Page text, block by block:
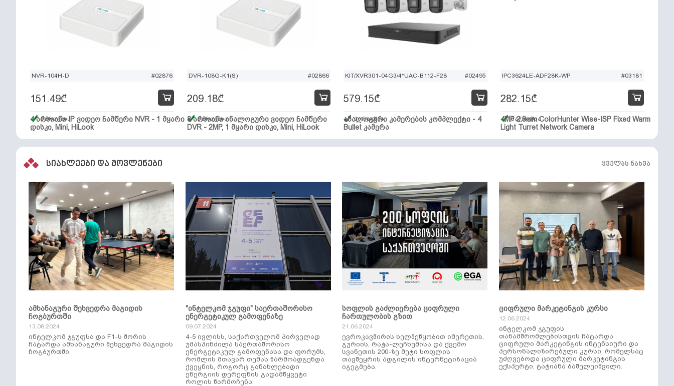
NVR-104H-D #02876
4 არხიანი IP ვიდეო ჩამწერი NVR - 1 მყარი
დისკი, Mini, HiLook
151.49₾
მარაგშია
DVR-108G-K1(S) #02866
8 არხიანი ანალოგური ვიდეო ჩამწერი
DVR - 2MP, 1 მყარი დისკი, Mini, HiLook
209.18₾
მარაგშია
KIT/XVR301-04G3/4*UAC-B112-F28 #02495
ანალოგური კამერების კომპლექტი - 4
Bullet კამერა
579.15₾
მარაგშია
IPC3624LE-ADF28K-WP #03181
4MP 2.8mm ColorHunter Wise-ISP Fixed Warm
Light Turret Network Camera
282.15₾
მარაგშია
სიახლეები და მოვლენები ყველას ნახვა
ამხანაგური შეხვედრა მაგიდის
ჩოგბურთში
13.08.2024
ინტელკომ ჯგუფსა და F1-ს შორის
ჩატარდა ამხანაგური შეხვედრა მაგიდის
ჩოგბურთში.
"ინტელკომ ჯგუფი" საერთაშორისო
ენერგეტიკულ გამოფენაზე
09.07.2024
4-5 ივლისს, საქართველომ პირველად
უმასპინძილა საერთაშორისო
ენერგეტიკულ გამოფენასა და ფორუმს,
რომლის მთავარ თემას წარმოადგენდა
ქვეყნის, როგორც განახლებადი
ენერგიის დერეფნის გადამწყვეტი
როლის წარმოჩენა.
სოფლის გაძლიერება ციფრული
ჩართულობის გზით
21.06.2024
ევროკავშირის ხელშეწყობით იმერეთის,
გურიის, რაჭა-ლეჩხუმისა და ქვემო
სვანეთის 200-ზე მეტი სოფლის
თავშეყრის ადგილის ინტერნეტიზაცია
იგეგმება.
ციფრული მარკეტინგის კურსი
12.06.2024
ინტელკომ ჯგუფის
თანამშრომლებისთვის ჩატარდა
ციფრული მარკეტინგის ინტენსიური და
პერსონალიზირებული კურსი, რომელსაც
უძღვებოდა ციფრული მარკეტინგის
ექსპერტი, ტატიანა ბაშელეიშვილი.